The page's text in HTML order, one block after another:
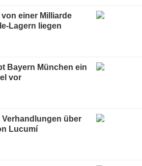
einer Milliarde
Lagern liegen
Bayern München ein
vor
über
Lucumí